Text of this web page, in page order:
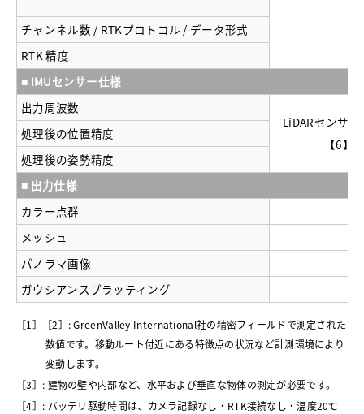
チャンネル数 / RTKプロトコル / データ形式
RTK 精度
■ IMUセンサー仕様
出力周波数
LiDARセンサ
【6】
処理後の位置精度
処理後の姿勢精度
■ 出力仕様
カラー点群
メッシュ
パノラマ画像
ガウシアンスプラッティング
［1］［2］: GreenValley International社の精密フィールドで測定された
数値です。移動ルート付近にある特徴点の状況など計測環境により
変動します。
［3］: 建物の壁や内部など、水平および垂直な物体の測定が必要です。
［4］: バッテリ駆動時間は、カメラ記録なし・RTK接続なし・温度20℃